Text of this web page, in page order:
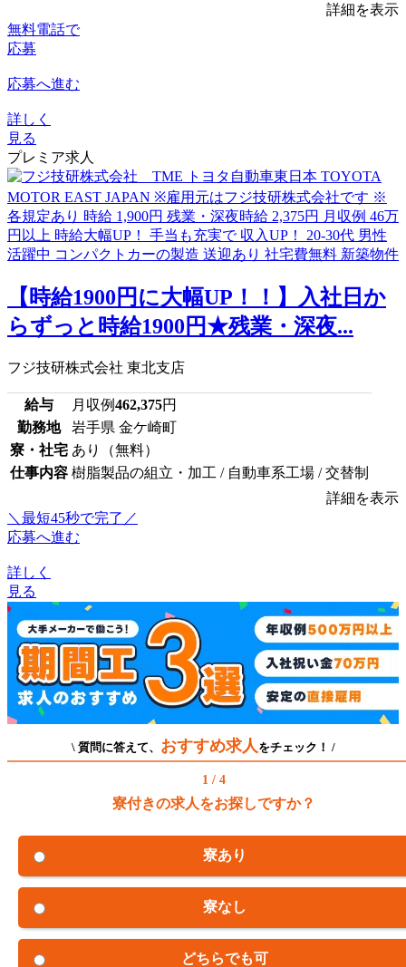
詳細を表示
無料電話で
応募
応募へ進む
詳しく
見る
プレミア求人
【時給1900円に大幅UP！！】入社日か
らずっと時給1900円★残業・深夜...
フジ技研株式会社 東北支店
給与 月収例462,375円
勤務地
岩手県 金ケ崎町
寮・社宅 あり（無料）
仕事内容 樹脂製品の組立・加工 / 自動車系工場 / 交替制
詳細を表示
＼最短45秒で完了／
応募へ進む
詳しく
見る
\ 質問に答えて、 おすすめ求人 をチェック！ /
1 / 4
寮付きの求人をお探しですか？
寮あり
寮なし
どちらでも可